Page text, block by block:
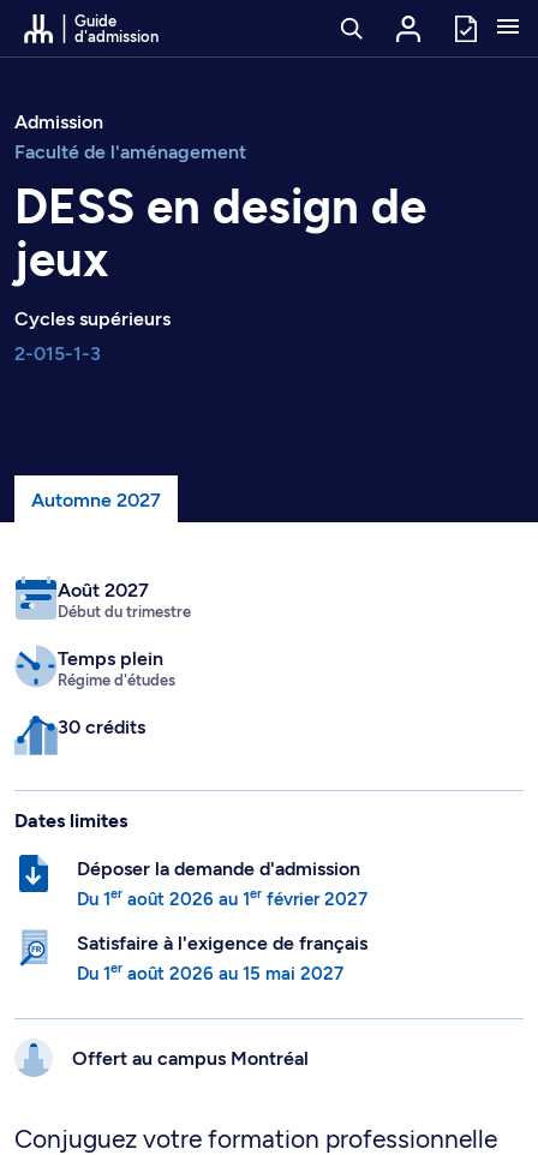
Passer au contenu
Guide
d'admission
Admission
Faculté de l'aménagement
DESS en design de
jeux
Cycles supérieurs
2-015-1-3
Automne 2027
Août 2027
Début du trimestre
Temps plein
Régime d'études
30 crédits
Dates limites
Déposer la demande d'admission
Du 1er août 2026 au 1er février 2027
Satisfaire à l'exigence de français
Du 1er août 2026 au 15 mai 2027
Offert au campus Montréal
Conjuguez votre formation professionnelle